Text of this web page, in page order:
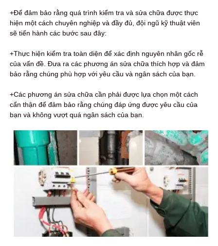
+Để đảm bảo rằng quá trình kiểm tra và sửa chữa được thực
hiện một cách chuyên nghiệp và đầy đủ, đội ngũ kỹ thuật viên
sẽ tiến hành các bước sau đây:
+Thực hiện kiểm tra toàn diện để xác định nguyên nhân gốc rễ
của vấn đề. Đưa ra các phương án sửa chữa thích hợp và đảm
bảo rằng chúng phù hợp với yêu cầu và ngân sách của bạn.
+Các phương án sửa chữa cần phải được lựa chọn một cách
cẩn thận để đảm bảo rằng chúng đáp ứng được yêu cầu của
bạn và không vượt quá ngân sách của bạn.